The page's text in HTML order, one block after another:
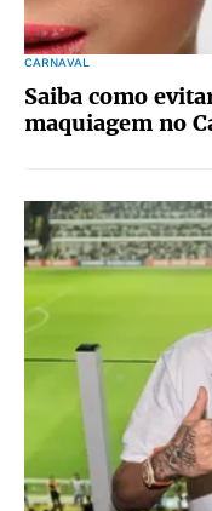
CARNAVAL
Saiba como
maquiagem no